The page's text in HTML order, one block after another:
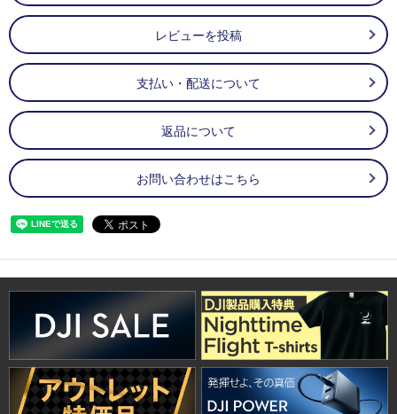
レビューを投稿
支払い・配送について
返品について
お問い合わせはこちら